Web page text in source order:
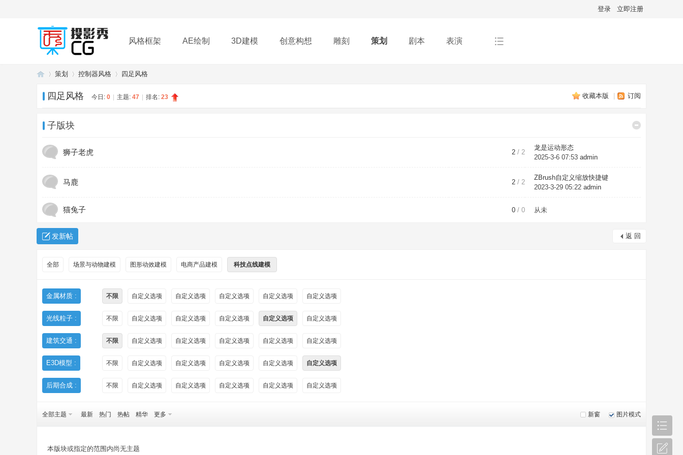
登录 立即注册
风格框架 AE绘制 3D建模 创意构想 雕刻 策划 剧本 表演
插件 帮助 下载
策划 控制器风格 四足风格
收藏本版 订阅
四足风格 今日: 0 主题: 47 排名: 23
子版块
狮子老虎 2 / 2
龙是运动形态
2025-3-6 07:53 admin
马鹿 2 / 2
ZBrush自定义缩放快捷键
2023-3-29 05:22 admin
猫兔子 0 / 0 从未
返 回
发新帖
全部 场景与动物建模 图形动效建模 电商产品建模 科技点线建模
金属材质 : 不限 自定义选项 自定义选项 自定义选项 自定义选项 自定义选项
光线粒子 : 不限 自定义选项 自定义选项 自定义选项 自定义选项 自定义选项
建筑交通 : 不限 自定义选项 自定义选项 自定义选项 自定义选项 自定义选项
E3D模型 : 不限 自定义选项 自定义选项 自定义选项 自定义选项 自定义选项
后期合成 : 不限 自定义选项 自定义选项 自定义选项 自定义选项 自定义选项
新窗
全部主题 最新 热门 热帖 精华 更多 图片模式
本版块或指定的范围内尚无主题